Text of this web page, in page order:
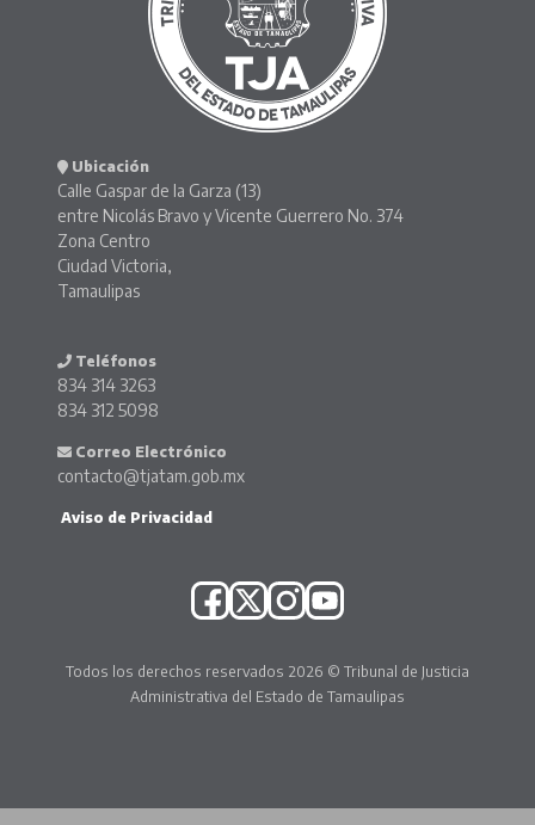
Ubicación
Calle Gaspar de la Garza (13)
entre Nicolás Bravo y Vicente Guerrero No. 374
Zona Centro
Ciudad Victoria,
Tamaulipas
Teléfonos
834 314 3263
834 312 5098
Correo Electrónico
contacto@tjatam.gob.mx
Aviso de Privacidad
Todos los derechos reservados 2026 © Tribunal de Justicia
Administrativa del Estado de Tamaulipas